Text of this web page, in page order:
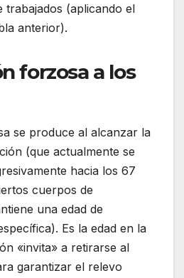
trabajados (aplicando el
anterior).
forzosa a los
se produce al alcanzar la
(que actualmente se
hacia los 67
cuerpos de
una edad de
Es la edad en la
«invita» a retirarse al
garantizar el relevo